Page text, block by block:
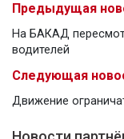
Предыдущая
На БАКАД
водителей
Следующая
Движение